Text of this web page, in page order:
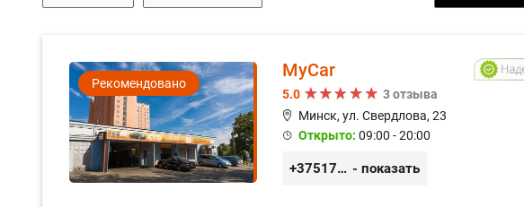
Рекомендовано
MyCar
5.0
3 отзыва
Минск, ул. Свердлова, 23
Открыто: 09:00 - 20:00
+375173212443 - показать